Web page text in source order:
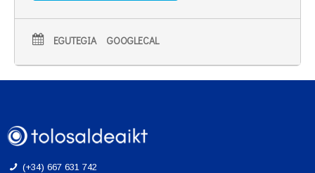
EGUTEGIA GOOGLECAL
(+34) 667 631 742